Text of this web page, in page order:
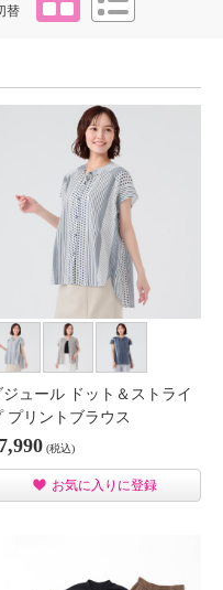
替
ジュール ドット＆ストライ
プリントブラウス
(税込)
お気に入りに登録